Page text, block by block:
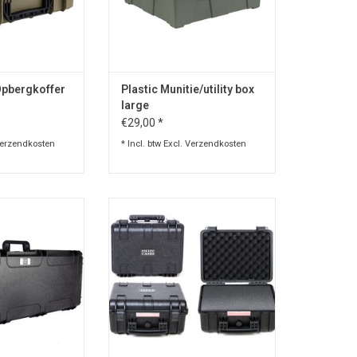
Lengte: 31
cm, Hoogte: 15
Plastic Munitie/utility box
large
€29,00 *
* Incl. btw Excl. Verzendkosten
deel van de
gedeelte van de
van van foam
van uw wapen
Koffer is voorzien met
wafelvormig en voorgestanst
schuimrubber
inleg in het onderste deel van de
koffer.
Ook het bovenste gedeelte van de
koffer is voorzien van van foam
om beschadiging van uw wapen